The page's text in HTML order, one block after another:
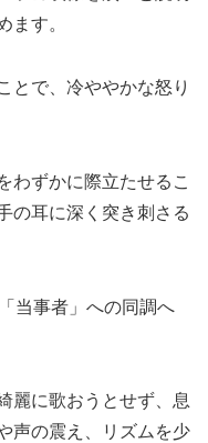
ます。
とで、冷ややかな怒り
わずかに際立たせるこ
の耳に深く突き刺さる
当事者」への同調へ
麗に歌おうとせず、息
声の震え、リズムを少